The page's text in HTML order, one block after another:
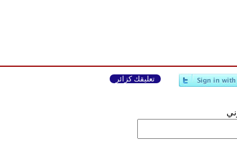
تعليقك كزائر